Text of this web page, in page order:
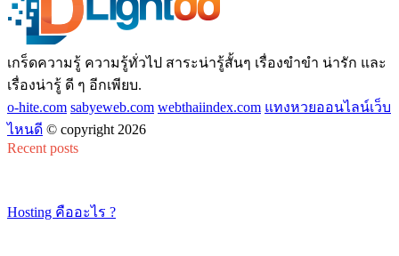
เกร็ดความรู้ ความรู้ทั่วไป สาระน่ารู้สั้นๆ เรื่องขำขำ น่ารัก และ
เรื่องน่ารู้ ดี ๆ อีกเพียบ.
o-hite.com sabyeweb.com webthaiindex.com แทงหวยออนไลน์เว็บ
ไหนดี © copyright 2026
Recent posts
Hosting คืออะไร ?